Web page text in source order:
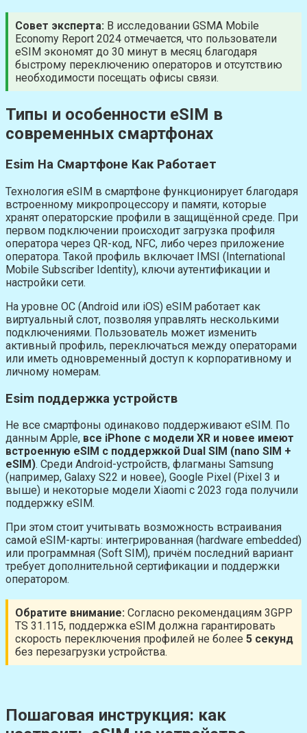
Совет эксперта: В исследовании GSMA Mobile
Economy Report 2024 отмечается, что пользователи
eSIM экономят до 30 минут в месяц благодаря
быстрому переключению операторов и отсутствию
необходимости посещать офисы связи.
Типы и особенности eSIM в
современных смартфонах
Esim На Смартфоне Как Работает
Технология eSIM в смартфоне функционирует благодаря
встроенному микропроцессору и памяти, которые
хранят операторские профили в защищённой среде. При
первом подключении происходит загрузка профиля
оператора через QR-код, NFC, либо через приложение
оператора. Такой профиль включает IMSI (International
Mobile Subscriber Identity), ключи аутентификации и
настройки сети.
На уровне ОС (Android или iOS) eSIM работает как
виртуальный слот, позволяя управлять несколькими
подключениями. Пользователь может изменить
активный профиль, переключаться между операторами
или иметь одновременный доступ к корпоративному и
личному номерам.
Esim поддержка устройств
Не все смартфоны одинаково поддерживают eSIM. По
данным Apple, все iPhone с модели XR и новее имеют
встроенную eSIM с поддержкой Dual SIM (nano SIM +
eSIM). Среди Android-устройств, флагманы Samsung
(например, Galaxy S22 и новее), Google Pixel (Pixel 3 и
выше) и некоторые модели Xiaomi с 2023 года получили
поддержку eSIM.
При этом стоит учитывать возможность встраивания
самой eSIM-карты: интегрированная (hardware embedded)
или программная (Soft SIM), причём последний вариант
требует дополнительной сертификации и поддержки
оператором.
Обратите внимание: Согласно рекомендациям 3GPP
TS 31.115, поддержка eSIM должна гарантировать
скорость переключения профилей не более 5 секунд
без перезагрузки устройства.
Пошаговая инструкция: как